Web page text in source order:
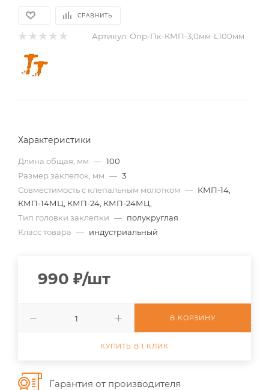
СРАВНИТЬ
Артикул: Опр-Пк-КМП-3,0мм-L100мм
Характеристики
Длина общая, мм — 100
Размер заклепок, мм — 3
Совместимость с клепальным молотком — КМП-14,
КМП-14МЦ, КМП-24, КМП-24МЦ,
Тип головки заклепки — полукруглая
Класс товара — индустриальный
990 ₽/шт
В КОРЗИНУ
КУПИТЬ В 1 КЛИК
Гарантия от производителя